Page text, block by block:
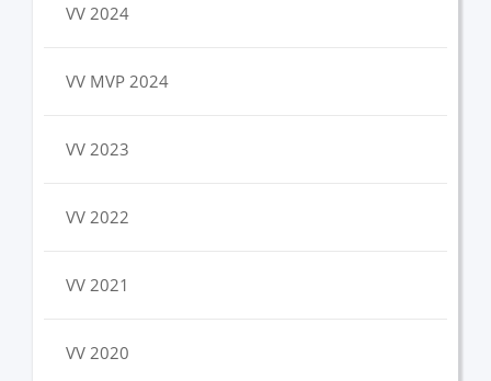
VV 2024
VV MVP 2024
VV 2023
VV 2022
VV 2021
VV 2020